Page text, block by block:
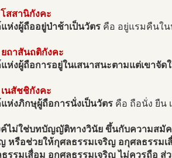
สสานิกังคะ
ห่งผู้ถืออยู่ป่าช้าเป็นวัตร คือ อยู่แรมคืนใน
ถาสันถติกังคะ
ห่งผู้ถือการอยู่ในเสนาสนะตามแต่เขาจัด
นสัชชิกังคะ
ห่งภิกษุผู้ถือการนั่งเป็นวัตร คือ ถือนั่ง ยืน
ค์ไม่ใช่บทบัญญัติทางวินัย ขึ้นกับความสมัค
หรือช่วยให้กุศลธรรมเจริญ อกุศลธรรม
รรมเสื่อม อกุศลธรรมเจริญ ไม่ควรถือ ส่